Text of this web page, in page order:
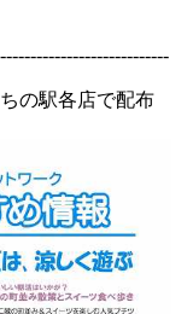
の駅各店で配布